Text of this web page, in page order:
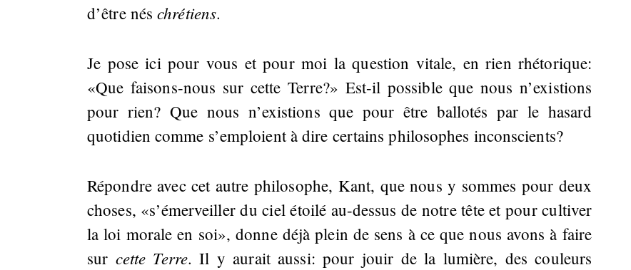
d’être néschrétiens.
Je pose ici pour vous et pour moi la question vitale, en rien rhétorique:
«Que faisons-nous sur cette Terre?» Est-il possible que nous n’existions
pour rien? Que nous n’existions que pour être ballotés par le hasard
quotidien comme s’emploient à dire certains philosophes inconscients?
Répondre avec cet autre philosophe, Kant, que nous y sommes pour deux
choses, «s’émerveiller du ciel étoilé au-dessus de notre tête et pour cultiver
la loi morale en soi», donne déjà plein de sens à ce que nous avons à faire
sur cette Terre. Il y aurait aussi: pour jouir de la lumière, des couleurs